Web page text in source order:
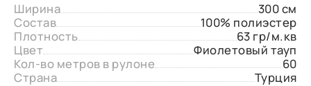
Ширина
300 см
Состав
100% полиэстер
Плотность
63 гр/м.кв
Цвет
Фиолетовый тауп
Кол-во метров в рулоне
60
Страна
Турция